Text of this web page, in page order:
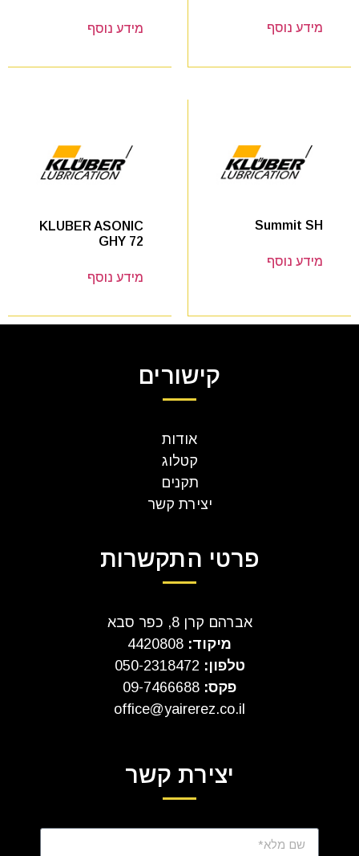
מידע נוסף מידע נוסף
Summit SH
מידע נוסף
KLUBER ASONIC
GHY 72
מידע נוסף
קישורים
אודות
קטלוג
תקנים
יצירת קשר
פרטי התקשרות
אברהם קרן 8, כפר סבא
מיקוד:
טלפון:
פקס: 09-7466688
office@yairerez.co.il
יצירת קשר